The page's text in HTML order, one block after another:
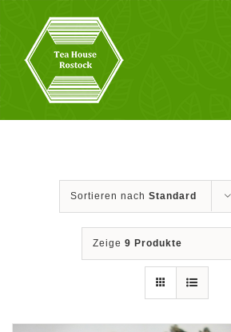
springen
Sortieren nach Standard
Zeige 9 Produkte